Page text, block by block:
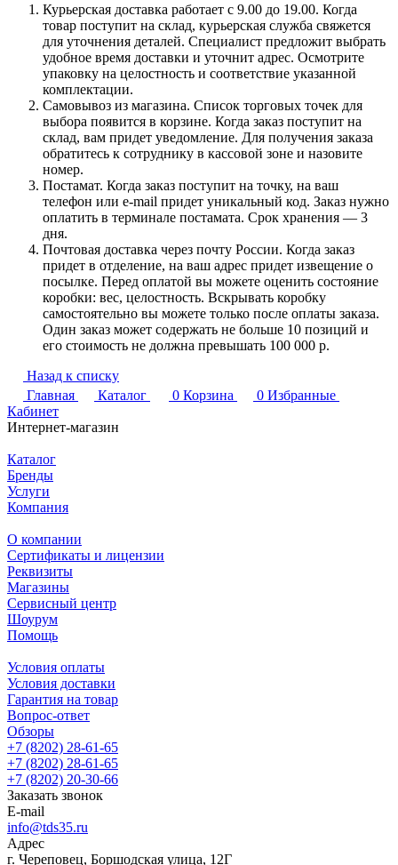
Курьерская доставка работает с 9.00 до 19.00. Когда
товар поступит на склад, курьерская служба свяжется
для уточнения деталей. Специалист предложит выбрать
удобное время доставки и уточнит адрес. Осмотрите
упаковку на целостность и соответствие указанной
комплектации.
Самовывоз из магазина. Список торговых точек для
выбора появится в корзине. Когда заказ поступит на
склад, вам придет уведомление. Для получения заказа
обратитесь к сотруднику в кассовой зоне и назовите
номер.
Постамат. Когда заказ поступит на точку, на ваш
телефон или e-mail придет уникальный код. Заказ нужно
оплатить в терминале постамата. Срок хранения — 3
дня.
Почтовая доставка через почту России. Когда заказ
придет в отделение, на ваш адрес придет извещение о
посылке. Перед оплатой вы можете оценить состояние
коробки: вес, целостность. Вскрывать коробку
самостоятельно вы можете только после оплаты заказа.
Один заказ может содержать не больше 10 позиций и
его стоимость не должна превышать 100 000 р.
Назад к списку
Главная
Каталог 0 Корзина 0 Избранные
Кабинет
Интернет-магазин
Каталог
Бренды
Услуги
Компания
О компании
Сертификаты и лицензии
Реквизиты
Магазины
Сервисный центр
Шоурум
Помощь
Условия оплаты
Условия доставки
Гарантия на товар
Вопрос-ответ
Обзоры
+7 (8202) 28‑61-65
+7 (8202) 28‑61-65
+7 (8202) 20‑30-66
Заказать звонок
E-mail
info@tds35.ru
Адрес
г. Череповец, Боршодская улица, 12Г